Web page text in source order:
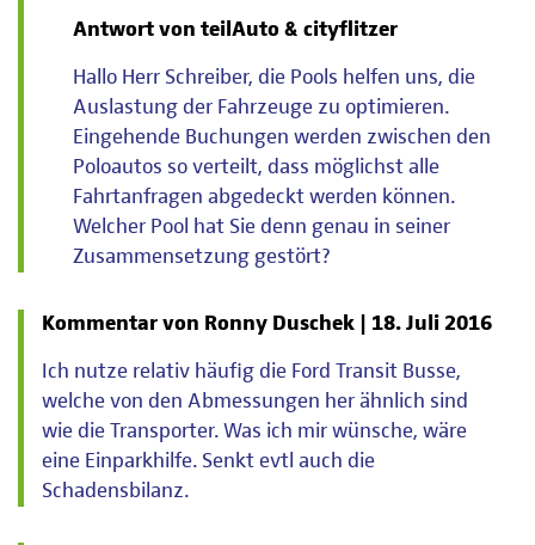
Antwort von teilAuto & cityflitzer
Hallo Herr Schreiber, die Pools helfen uns, die
Auslastung der Fahrzeuge zu optimieren.
Eingehende Buchungen werden zwischen den
Poloautos so verteilt, dass möglichst alle
Fahrtanfragen abgedeckt werden können.
Welcher Pool hat Sie denn genau in seiner
Zusammensetzung gestört?
Kommentar von Ronny Duschek | 18. Juli 2016
Ich nutze relativ häufig die Ford Transit Busse,
welche von den Abmessungen her ähnlich sind
wie die Transporter. Was ich mir wünsche, wäre
eine Einparkhilfe. Senkt evtl auch die
Schadensbilanz.